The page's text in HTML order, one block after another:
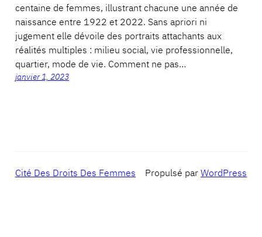
centaine de femmes, illustrant chacune une année de
naissance entre 1922 et 2022. Sans apriori ni
jugement elle dévoile des portraits attachants aux
réalités multiples : milieu social, vie professionnelle,
quartier, mode de vie. Comment ne pas…
janvier 1, 2023
Cité Des Droits Des Femmes Propulsé parWordPress